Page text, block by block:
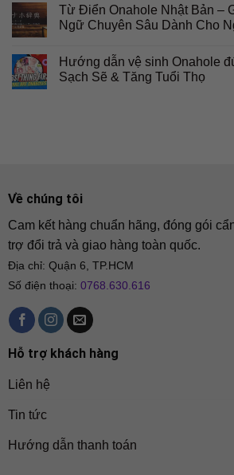
Từ Điển Onahole Nhật Bản –
Ngữ Chuyên Sâu Dành Cho
Hướng dẫn vệ sinh Onahole
Sạch Sẽ & Tăng Tuổi Thọ
Về chúng tôi
Cam kết hàng chuẩn hãng, đóng gói
trợ đổi trả và giao hàng toàn quốc.
Địa chỉ: Quận 6, TP.HCM
Số điện thoại: 0768.630.616
Hỗ trợ khách hàng
Liên hệ
Tin tức
Hướng dẫn thanh toán